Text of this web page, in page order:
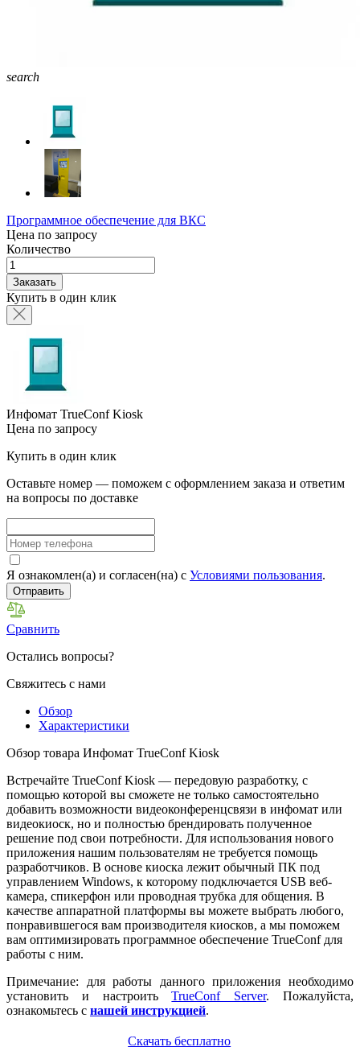
search
Программное обеспечение для ВКС
Цена по запросу
Количество
Заказать
Купить в один клик
Инфомат TrueConf Kiosk
Цена по запросу
Купить в один клик
Оставьте номер — поможем с оформлением заказа и ответим
на вопросы по доставке
Я ознакомлен(а) и согласен(на) с Условиями пользования.
Отправить
Сравнить
Остались вопросы?
Свяжитесь с нами
Обзор
Характеристики
Обзор товара Инфомат TrueConf Kiosk
Встречайте TrueConf Kiosk — передовую разработку, с
помощью которой вы сможете не только самостоятельно
добавить возможности видеоконференцсвязи в инфомат или
видеокиоск, но и полностью брендировать полученное
решение под свои потребности. Для использования нового
приложения нашим пользователям не требуется помощь
разработчиков. В основе киоска лежит обычный ПК под
управлением Windows, к которому подключается USB веб-
камера, спикерфон или проводная трубка для общения. В
качестве аппаратной платформы вы можете выбрать любого,
понравившегося вам производителя киосков, а мы поможем
вам оптимизировать программное обеспечение TrueConf для
работы с ним.
Примечание: для работы данного приложения необходимо
установить и настроитьTrueConf Server. Пожалуйста,
ознакомьтесь с нашей инструкцией.
Скачать бесплатно